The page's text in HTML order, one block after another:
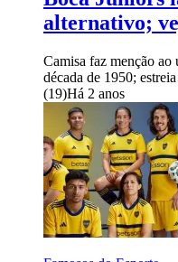
alternativo;
Camisa faz menção
década de 1950;
(19)Há 2 anos